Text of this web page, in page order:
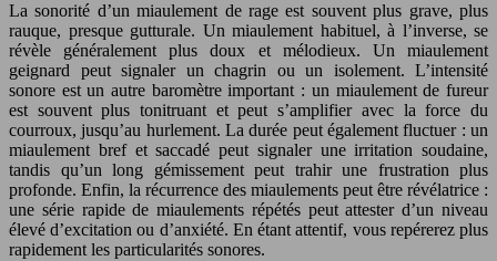
La sonorité d’un miaulement de rage est souvent plus grave, plus
rauque, presque gutturale. Un miaulement habituel, à l’inverse, se
révèle généralement plus doux et mélodieux. Un miaulement
geignard peut signaler un chagrin ou un isolement. L’intensité
sonore est un autre baromètre important : un miaulement de fureur
est souvent plus tonitruant et peut s’amplifier avec la force du
courroux, jusqu’au hurlement. La durée peut également fluctuer : un
miaulement bref et saccadé peut signaler une irritation soudaine,
tandis qu’un long gémissement peut trahir une frustration plus
profonde. Enfin, la récurrence des miaulements peut être révélatrice :
une série rapide de miaulements répétés peut attester d’un niveau
élevé d’excitation ou d’anxiété. En étant attentif, vous repérerez plus
rapidement les particularités sonores.